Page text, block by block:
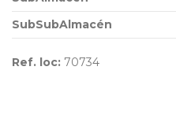
SubSubAlmacén
Ref. loc: 70734